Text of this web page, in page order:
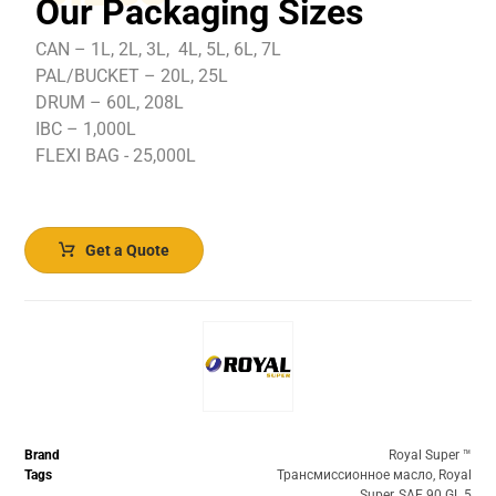
Our Packaging Sizes
CAN – 1L, 2L, 3L, 4L, 5L, 6L, 7L
PAL/BUCKET – 20L, 25L
DRUM – 60L, 208L
IBC – 1,000L
FLEXI BAG - 25,000L
Get a Quote
Brand
Royal Super ™️
Tags
Трансмиссионное масло, Royal